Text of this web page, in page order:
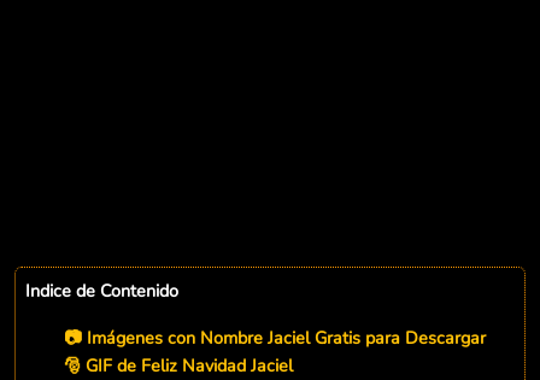
Indice de Contenido
📷 Imágenes con Nombre Jaciel Gratis para Descargar
🎅 GIF de Feliz Navidad Jaciel